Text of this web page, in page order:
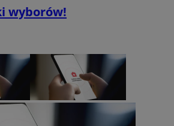
wyborów!